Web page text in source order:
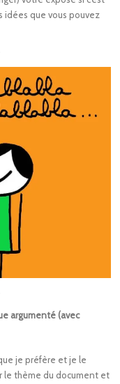
idées que vous pouvez
argumenté (avec
je préfère et je le
le thème du document et